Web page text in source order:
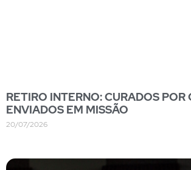
RETIRO INTERNO: CURADOS POR
ENVIADOS EM MISSÃO
20/07/2026